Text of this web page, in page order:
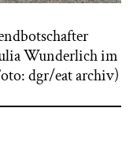
Wunderlich im
dgr/eat archiv)